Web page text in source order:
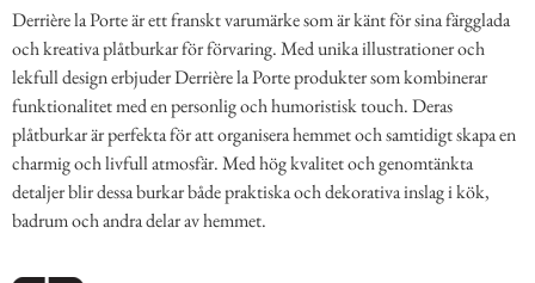
Derrière la Porte är ett franskt varumärke som är känt för sina färgglada
och kreativa plåtburkar för förvaring. Med unika illustrationer och
lekfull design erbjuder Derrière la Porte produkter som kombinerar
funktionalitet med en personlig och humoristisk touch. Deras
plåtburkar är perfekta för att organisera hemmet och samtidigt skapa en
charmig och livfull atmosfär. Med hög kvalitet och genomtänkta
detaljer blir dessa burkar både praktiska och dekorativa inslag i kök,
badrum och andra delar av hemmet.